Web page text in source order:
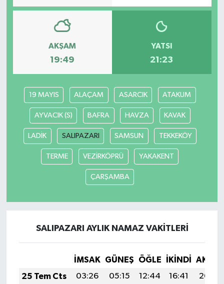
AKŞAM
19:49
YATSI
21:23
19 MAYIS ALAÇAM ASARCIK ATAKUM
AYVACIK (S) BAFRA HAVZA KAVAK
LADİK SALIPAZARI SAMSUN TEKKEKÖY
TERME VEZİRKÖPRÜ YAKAKENT
ÇARŞAMBA
SALIPAZARI AYLIK NAMAZ VAKITLERI
İMSAK GÜNEŞ ÖĞLE İKINDI
25 Tem Cts
03:26 05:15 12:44 16:41
20:04
Yaşam